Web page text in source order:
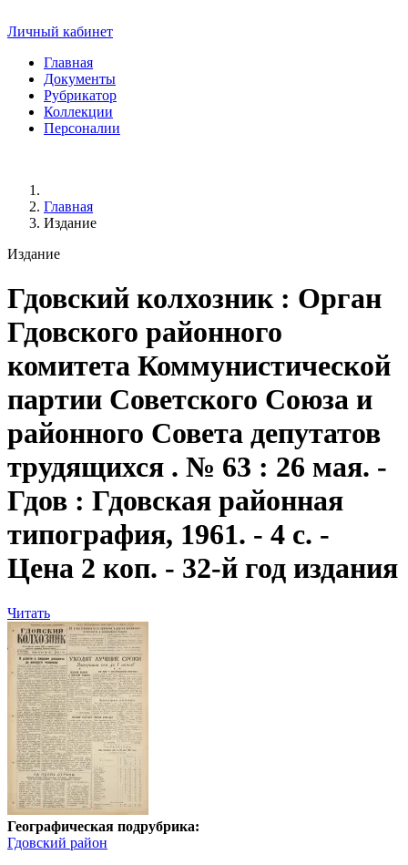
Личный кабинет
Главная
Документы
Рубрикатор
Коллекции
Персоналии
Главная
Издание
Издание
Гдовский колхозник: Орган
Гдовского районного
комитета Коммунистической
партии Советского Союза и
районного Совета депутатов
трудящихся . № 63 : 26 мая. -
Гдов : Гдовская районная
типография, 1961. - 4 с. -
Цена 2 коп. - 32-й год издания
Читать
Географическая подрубрика:
Гдовский район